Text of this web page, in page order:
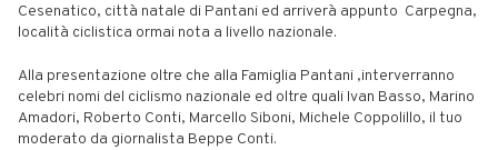
Cesenatico, città natale di Pantani ed arriverà appunto Carpegna,
località ciclistica ormai nota a livello nazionale.
Alla presentazione oltre che alla Famiglia Pantani ,interverranno
celebri nomi del ciclismo nazionale ed oltre quali Ivan Basso, Marino
Amadori, Roberto Conti, Marcello Siboni, Michele Coppolillo, il tuo
moderato da giornalista Beppe Conti.